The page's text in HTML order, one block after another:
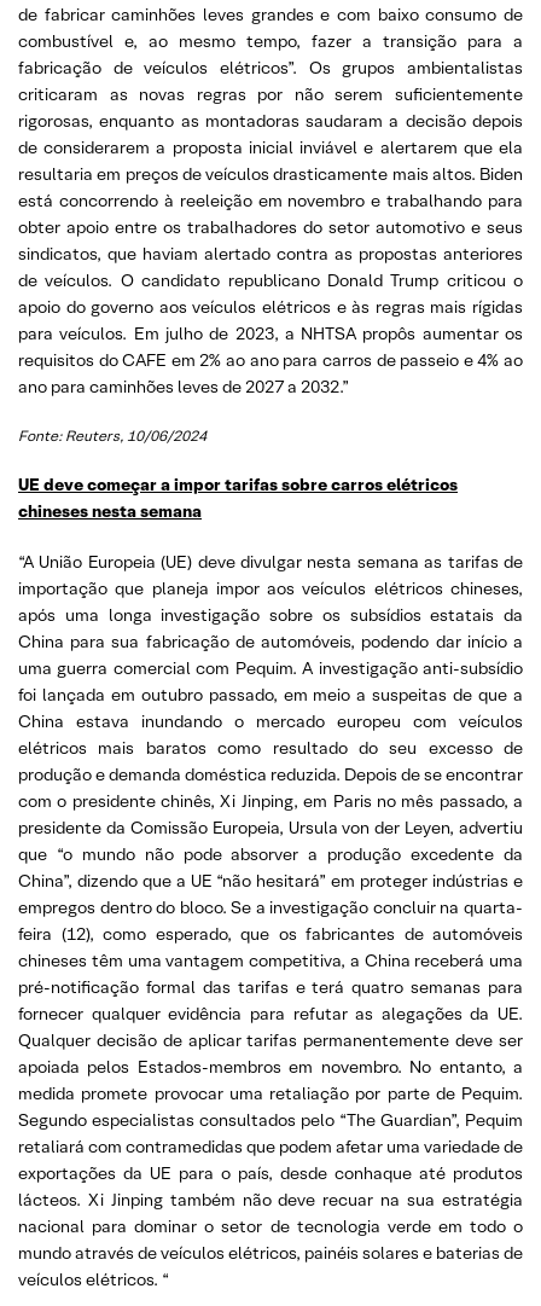
de fabricar caminhões leves grandes e com baixo consumo de
combustível e, ao mesmo tempo, fazer a transição para a
fabricação de veículos elétricos”. Os grupos ambientalistas
criticaram as novas regras por não serem suficientemente
rigorosas, enquanto as montadoras saudaram a decisão depois
de considerarem a proposta inicial inviável e alertarem que ela
resultaria em preços de veículos drasticamente mais altos. Biden
está concorrendo à reeleição em novembro e trabalhando para
obter apoio entre os trabalhadores do setor automotivo e seus
sindicatos, que haviam alertado contra as propostas anteriores
de veículos. O candidato republicano Donald Trump criticou o
apoio do governo aos veículos elétricos e às regras mais rígidas
para veículos. Em julho de 2023, a NHTSA propôs aumentar os
requisitos do CAFE em 2% ao ano para carros de passeio e 4% ao
ano para caminhões leves de 2027 a 2032.”
Fonte: Reuters, 10/06/2024
UE deve começar a impor tarifas sobre carros elétricos
chineses nesta semana
“A União Europeia (UE) deve divulgar nesta semana as tarifas de
importação que planeja impor aos veículos elétricos chineses,
após uma longa investigação sobre os subsídios estatais da
China para sua fabricação de automóveis, podendo dar início a
uma guerra comercial com Pequim. A investigação anti-subsídio
foi lançada em outubro passado, em meio a suspeitas de que a
China estava inundando o mercado europeu com veículos
elétricos mais baratos como resultado do seu excesso de
produção e demanda doméstica reduzida. Depois de se encontrar
com o presidente chinês, Xi Jinping, em Paris no mês passado, a
presidente da Comissão Europeia, Ursula von der Leyen, advertiu
que “o mundo não pode absorver a produção excedente da
China”, dizendo que a UE “não hesitará” em proteger indústrias e
empregos dentro do bloco. Se a investigação concluir na quarta-
feira (12), como esperado, que os fabricantes de automóveis
chineses têm uma vantagem competitiva, a China receberá uma
pré-notificação formal das tarifas e terá quatro semanas para
fornecer qualquer evidência para refutar as alegações da UE.
Qualquer decisão de aplicar tarifas permanentemente deve ser
apoiada pelos Estados-membros em novembro. No entanto, a
medida promete provocar uma retaliação por parte de Pequim.
Segundo especialistas consultados pelo “The Guardian”, Pequim
retaliará com contramedidas que podem afetar uma variedade de
exportações da UE para o país, desde conhaque até produtos
lácteos. Xi Jinping também não deve recuar na sua estratégia
nacional para dominar o setor de tecnologia verde em todo o
mundo através de veículos elétricos, painéis solares e baterias de
veículos elétricos. “